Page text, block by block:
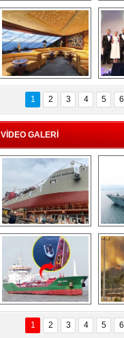
“Gemi içinde gemi”
konsepti ile MSC
Splendida
MSC'den 55 milyon
euroluk turizm geliri
müjdesi
5.
1 2 3 4 5 6
VİDEO GALERİ
Çeksan Tersanesi,
Başaran Bayrak
tankerini suya
indirdi
Göçmenlerin
imdadına Türk
sahipli MINA DENIZ
1 2 3 4 5 6